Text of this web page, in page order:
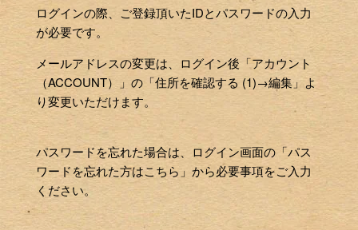
ログインの際、ご登録頂いたIDとパスワードの入力
が必要です。
メールアドレスの変更は、ログイン後「アカウント
（ACCOUNT）」の「住所を確認する (1)→編集」よ
り変更いただけます。
パスワードを忘れた場合は、ログイン画面の「パス
ワードを忘れた方はこちら」から必要事項をご入力
ください。